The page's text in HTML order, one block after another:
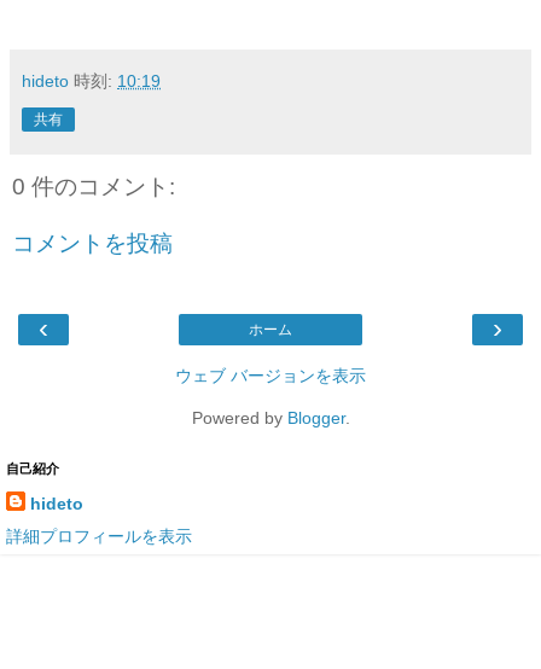
hideto 時刻: 10:19
共有
0 件のコメント:
コメントを投稿
‹ ›
ホーム
ウェブ バージョンを表示
Powered by Blogger.
自己紹介
hideto
詳細プロフィールを表示